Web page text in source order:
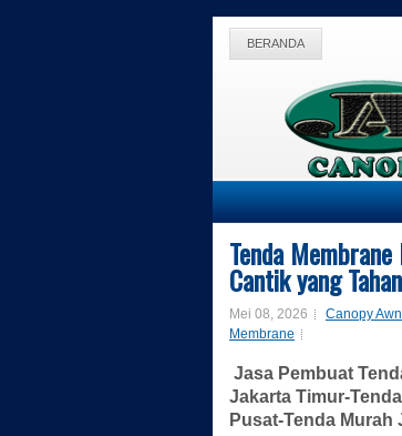
BERANDA
Tenda
Cantik yang
Mei 08, 2026 Canopy
Membrane
Jasa Pembuat
Jakarta Timur-
Pusat-Tenda Murah